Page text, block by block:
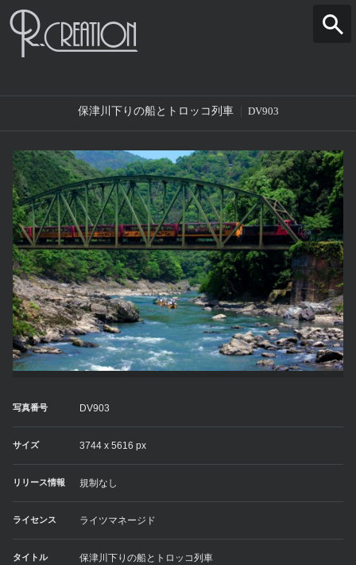
保津川下りの船とトロッコ列車 DV903
写真番号 DV903
サイズ 3744 x 5616 px
リリース情報 規制なし
ライセンス ライツマネージド
タイトル 保津川下りの船とトロッコ列車